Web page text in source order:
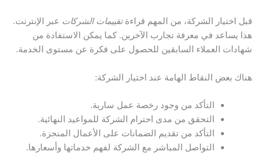
قبل اختيار الشركة، من المهم قراءةتقييمات الشركات عبر الإنترنت.
هذا يساعد في معرفة تجارب الآخرين. كما يمكن الاستفادة من
شهادات العملاء السابقين للحصول على فكرة عن مستوى الخدمة.
هناك بعض النقاط الهامة عند اختيار الشركة:
التأكد من وجود رخصة عمل سارية.
التحقق من مدى احترام الشركة للمواعيد النهائية.
التأكد من تقديم الضمانات على الأعمال المنجزة.
التواصل المباشر مع الشركة لفهم خدماتها وأسعارها.